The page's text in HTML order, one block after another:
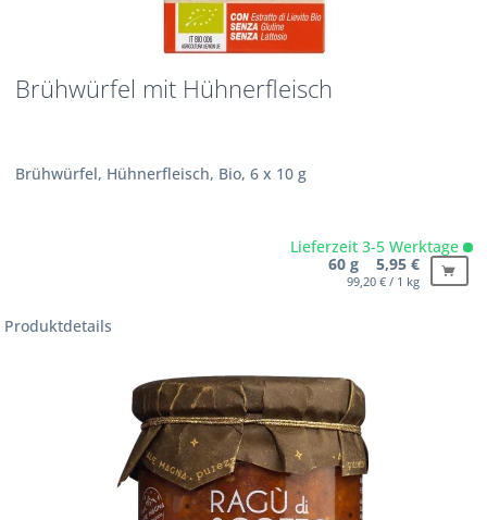
Brühwürfel mit Hühnerfleisch
Brühwürfel, Hühnerfleisch, Bio, 6 x 10 g
Lieferzeit 3-5 Werktage
60 g 5,95 €
99,20 € / 1 kg
Produktdetails